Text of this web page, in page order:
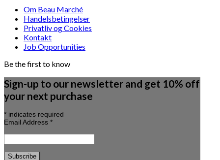
Om Beau Marché
Handelsbetingelser
Privatliv og Cookies
Kontakt
Job Opportunities
Be the first to know
Sign-up to our newsletter and get 10% off
your next purchase
* indicates required
Email Address *